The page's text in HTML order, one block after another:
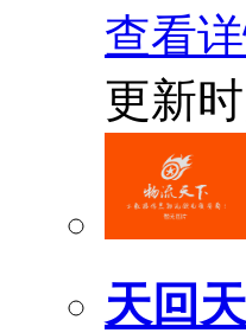
查看
更新
天回